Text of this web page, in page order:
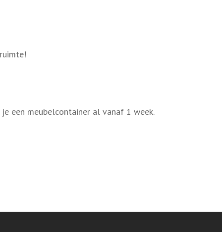
een meubelcontainer al vanaf 1 week.